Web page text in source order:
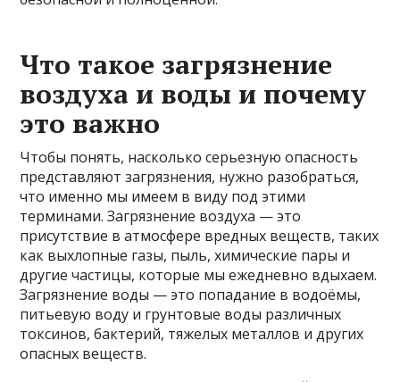
Что такое загрязнение
воздуха и воды и почему
это важно
Чтобы понять, насколько серьезную опасность
представляют загрязнения, нужно разобраться,
что именно мы имеем в виду под этими
терминами. Загрязнение воздуха — это
присутствие в атмосфере вредных веществ, таких
как выхлопные газы, пыль, химические пары и
другие частицы, которые мы ежедневно вдыхаем.
Загрязнение воды — это попадание в водоёмы,
питьевую воду и грунтовые воды различных
токсинов, бактерий, тяжелых металлов и других
опасных веществ.